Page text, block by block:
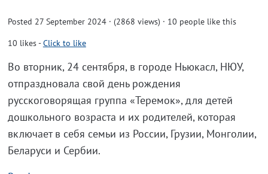
Posted 27 September 2024 · (2868 views) · 10 people like this
10 likes-Click to like
Во вторник, 24 сентября, в городе Ньюкасл, НЮУ,
отпраздновала свой день рождения
русскоговорящая группа «Теремок», для детей
дошкольного возраста и их родителей, которая
включает в себя семьи из России, Грузии, Монголии,
Беларуси и Сербии.